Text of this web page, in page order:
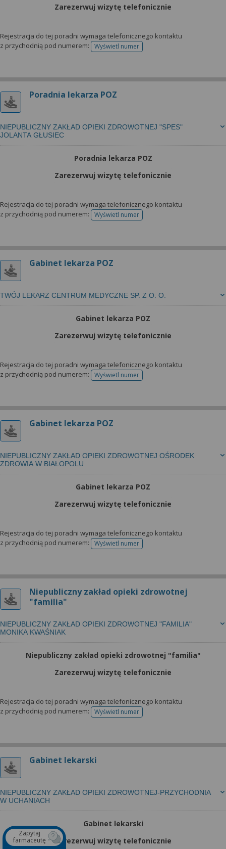
Zarezerwuj wizytę telefonicznie
Rejestracja do tej poradni wymaga telefonicznego kontaktu
z przychodnią pod numerem:
Wyświetl numertelefonu do rejestracji
Poradnia lekarza POZ
NIEPUBLICZNY ZAKŁAD OPIEKI ZDROWOTNEJ "SPES"
JOLANTA GŁUSIEC
Poradnia lekarza POZ
Zarezerwuj wizytę telefonicznie
Rejestracja do tej poradni wymaga telefonicznego kontaktu
z przychodnią pod numerem:
Wyświetl numertelefonu do rejestracji
Gabinet lekarza POZ
TWÓJ LEKARZ CENTRUM MEDYCZNE SP. Z O. O.
Gabinet lekarza POZ
Zarezerwuj wizytę telefonicznie
Rejestracja do tej poradni wymaga telefonicznego kontaktu
z przychodnią pod numerem:
Wyświetl numertelefonu do rejestracji
Gabinet lekarza POZ
NIEPUBLICZNY ZAKŁAD OPIEKI ZDROWOTNEJ OŚRODEK
ZDROWIA W BIAŁOPOLU
Gabinet lekarza POZ
Zarezerwuj wizytę telefonicznie
Rejestracja do tej poradni wymaga telefonicznego kontaktu
z przychodnią pod numerem:
Wyświetl numertelefonu do rejestracji
Niepubliczny zakład opieki zdrowotnej
"familia"
NIEPUBLICZNY ZAKŁAD OPIEKI ZDROWOTNEJ "FAMILIA"
MONIKA KWAŚNIAK
Niepubliczny zakład opieki zdrowotnej "familia"
Zarezerwuj wizytę telefonicznie
Rejestracja do tej poradni wymaga telefonicznego kontaktu
z przychodnią pod numerem:
Wyświetl numertelefonu do rejestracji
Gabinet lekarski
NIEPUBLICZNY ZAKŁAD OPIEKI ZDROWOTNEJ-PRZYCHODNIA
W UCHANIACH
Gabinet lekarski
Zarezerwuj wizytę telefonicznie
Zapytaj
farmaceutę